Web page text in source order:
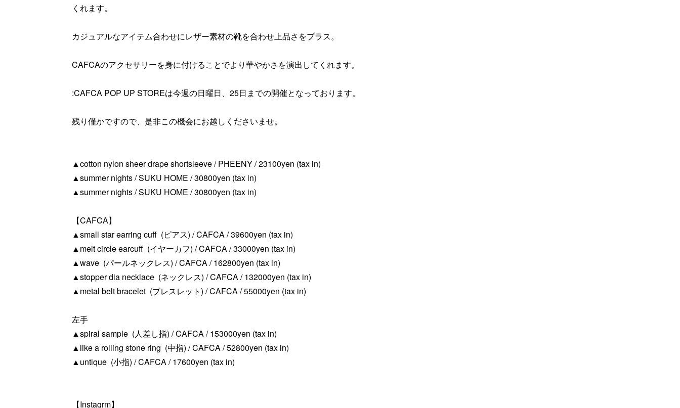
くれます。
カジュアルなアイテム合わせにレザー素材の靴を合わせ上品さをプラス。
CAFCAのアクセサリーを身に付けることでより華やかさを演出してくれます。
:CAFCA POP UP STOREは今週の日曜日、25日までの開催となっております。
残り僅かですので、是非この機会にお越しくださいませ。
▲cotton nylon sheer drape shortsleeve / PHEENY / 23100yen (tax in)
▲summer nights / SUKU HOME / 30800yen (tax in)
▲summer nights / SUKU HOME / 30800yen (tax in)
【CAFCA】
▲small star earring cuff (ピアス) / CAFCA / 39600yen (tax in)
▲melt circle earcuff (イヤーカフ) / CAFCA / 33000yen (tax in)
▲wave (パールネックレス) / CAFCA / 162800yen (tax in)
▲stopper dia necklace (ネックレス) / CAFCA / 132000yen (tax in)
▲metal belt bracelet (ブレスレット) / CAFCA / 55000yen (tax in)
左手
▲spiral sample (人差し指) / CAFCA / 153000yen (tax in)
▲like a rolling stone ring (中指) / CAFCA / 52800yen (tax in)
▲untique (小指) / CAFCA / 17600yen (tax in)
【Instagrm】